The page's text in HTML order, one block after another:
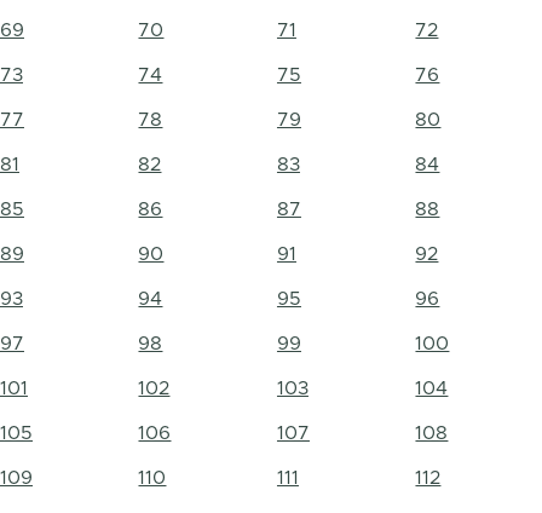
69 70 71 72
73 74 75 76
77 78 79 80
81 82 83 84
85 86 87 88
89 90 91 92
93 94 95 96
97 98 99 100
101 102 103 104
105 106 107 108
109 110 111 112